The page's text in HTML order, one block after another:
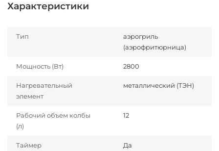
Характеристики
Тип
аэрогриль
(аэрофритюрница)
Мощность (Вт) 2800
Нагревательный
элемент
металлический (ТЭН)
Рабочий объем колбы
(л)
12
Таймер Да